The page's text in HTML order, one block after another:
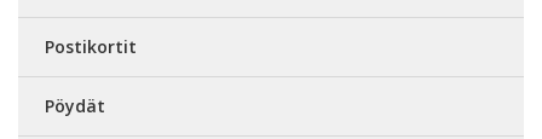
Postikortit
Pöydät